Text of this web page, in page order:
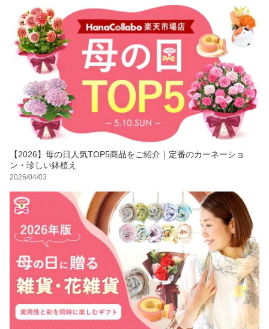
【2026】母の日人気TOP5商品をご紹介｜定番のカーネーショ
ン・珍しい鉢植え
2026/04/03